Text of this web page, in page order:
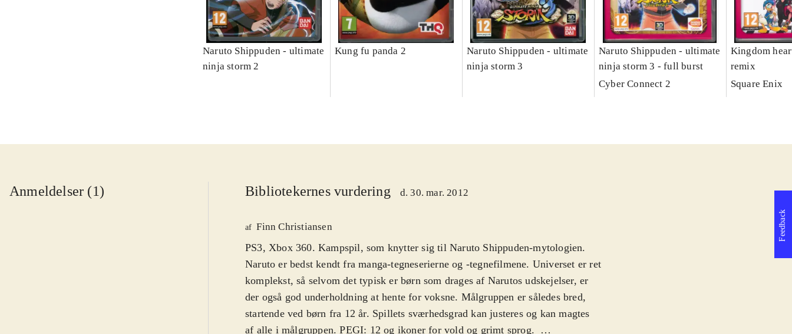
Naruto Shippuden - ultimate
ninja storm 2
Kung fu panda 2
Naruto Shippuden - ultimate
ninja storm 3
Naruto Shippuden - ultimate
ninja storm 3 - full burst
Cyber Connect 2
Kingdom
remix
Square Enix
Anmeldelser (1) Bibliotekernes vurdering d. 30. mar. 2012
af Finn Christiansen
PS3, Xbox 360. Kampspil, som knytter sig til Naruto Shippuden-mytologien.
Naruto er bedst kendt fra manga-tegneserierne og -tegnefilmene. Universet er ret
komplekst, så selvom det typisk er børn som drages af Narutos udskejelser, er
der også god underholdning at hente for voksne. Målgruppen er således bred,
startende ved børn fra 12 år. Spillets sværhedsgrad kan justeres og kan magtes
af alle i målgruppen. PEGI: 12 og ikoner for vold og grimt sprog.
Feedback